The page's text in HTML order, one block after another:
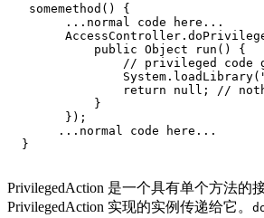
   somemethod() {
        ...normal code here...
            public Object run() {
// privileged code
return null; //
            }
        });
       ...normal code here...
  }
PrivilegedAction 是一个具有单个方法的
PrivilegedAction 实现的实例传递给它。